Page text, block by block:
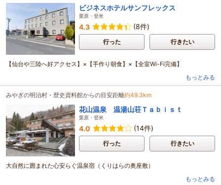
ビジネスホテルサンフレックス
栗原・登米
4.3 (8件)
行った 行きたい
【仙台や三陸へ好アクセス】×【手作り朝食】×【全室Wi-Fi完備】
もっとみる
みやぎの明治村・歴史資料館からの目安距離約49.3km
花山温泉 温湯山荘Ｔａｂｉｓｔ
栗原・登米
4.0 (14件)
行った 行きたい
大自然に囲まれた心安らぐ温泉宿（くりはらの奥座敷）
もっとみる